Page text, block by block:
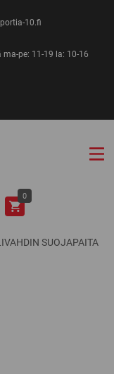
10.fi
pe: 11-19 la: 10-16
0
SUOJAPAITA